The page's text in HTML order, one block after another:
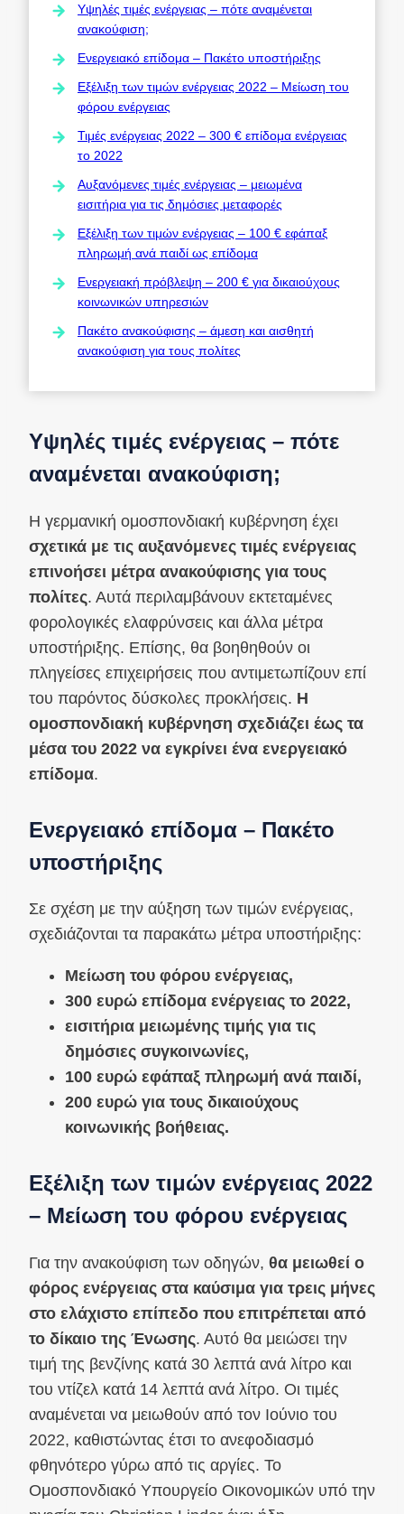
Υψηλές τιμές ενέργειας – πότε αναμένεται
ανακούφιση;
Ενεργειακό επίδομα – Πακέτο υποστήριξης
Εξέλιξη των τιμών ενέργειας 2022 – Μείωση του
φόρου ενέργειας
Τιμές ενέργειας 2022 – 300 € επίδομα ενέργειας
το 2022
Αυξανόμενες τιμές ενέργειας – μειωμένα
εισιτήρια για τις δημόσιες μεταφορές
Εξέλιξη των τιμών ενέργειας – 100 € εφάπαξ
πληρωμή ανά παιδί ως επίδομα
Ενεργειακή πρόβλεψη – 200 € για δικαιούχους
κοινωνικών υπηρεσιών
Πακέτο ανακούφισης – άμεση και αισθητή
ανακούφιση για τους πολίτες
Υψηλές τιμές ενέργειας – πότε
αναμένεται ανακούφιση;
Η γερμανική ομοσπονδιακή κυβέρνηση έχει
σχετικά με τις αυξανόμενες τιμές ενέργειας
επινοήσει μέτρα ανακούφισης για τους
πολίτες. Αυτά περιλαμβάνουν εκτεταμένες
φορολογικές ελαφρύνσεις και άλλα μέτρα
υποστήριξης. Επίσης, θα βοηθηθούν οι
πληγείσες επιχειρήσεις που αντιμετωπίζουν επί
του παρόντος δύσκολες προκλήσεις. Η
ομοσπονδιακή κυβέρνηση σχεδιάζει έως τα
μέσα του 2022 να εγκρίνει ένα ενεργειακό
επίδομα.
Ενεργειακό επίδομα – Πακέτο
υποστήριξης
Σε σχέση με την αύξηση των τιμών ενέργειας,
σχεδιάζονται τα παρακάτω μέτρα υποστήριξης:
Μείωση του φόρου ενέργειας,
300 ευρώ επίδομα ενέργειας το 2022,
εισιτήρια μειωμένης τιμής για τις
δημόσιες συγκοινωνίες,
100 ευρώ εφάπαξ πληρωμή ανά παιδί,
200 ευρώ για τους δικαιούχους
κοινωνικής βοήθειας.
Εξέλιξη των τιμών ενέργειας 2022
– Μείωση του φόρου ενέργειας
Για την ανακούφιση των οδηγών, θα μειωθεί ο
φόρος ενέργειας στα καύσιμα για τρεις μήνες
στο ελάχιστο επίπεδο που επιτρέπεται από
το δίκαιο της Ένωσης. Αυτό θα μειώσει την
τιμή της βενζίνης κατά 30 λεπτά ανά λίτρο και
του ντίζελ κατά 14 λεπτά ανά λίτρο. Οι τιμές
αναμένεται να μειωθούν από τον Ιούνιο του
2022, καθιστώντας έτσι το ανεφοδιασμό
φθηνότερο γύρω από τις αργίες. Το
Ομοσπονδιακό Υπουργείο Οικονομικών υπό την